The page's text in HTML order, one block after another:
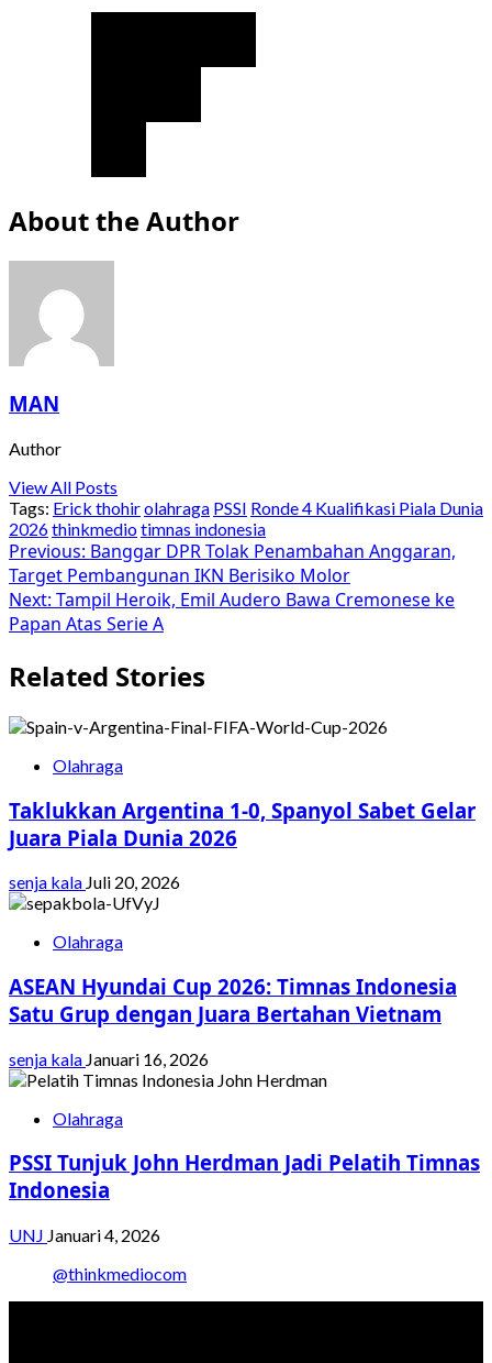
About the Author
MAN
Author
View All Posts
Tags: Erick thohirolahraga PSSI Ronde 4 Kualifikasi Piala Dunia
2026thinkmediotimnas indonesia
Post
navigation
Previous: Banggar DPR Tolak Penambahan Anggaran,
Target Pembangunan IKN Berisiko Molor
Next: Tampil Heroik, Emil Audero Bawa Cremonese ke
Papan Atas Serie A
Related Stories
Olahraga
Taklukkan Argentina 1-0, Spanyol Sabet Gelar
Juara Piala Dunia 2026
senja kala Juli 20, 2026
Olahraga
ASEAN Hyundai Cup 2026: Timnas Indonesia
Satu Grup dengan Juara Bertahan Vietnam
senja kala Januari 16, 2026
Olahraga
PSSI Tunjuk John Herdman Jadi Pelatih Timnas
Indonesia
UNJ Januari 4, 2026
@thinkmediocom